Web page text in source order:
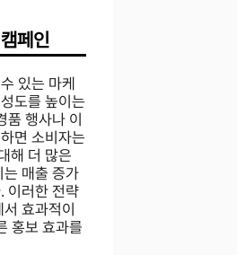
페인
있는 마케
도를 높이는
품 행사나 이
면 소비자는
해 더 많은
매출 증가
이러한 전략
효과적이
홍보 효과를